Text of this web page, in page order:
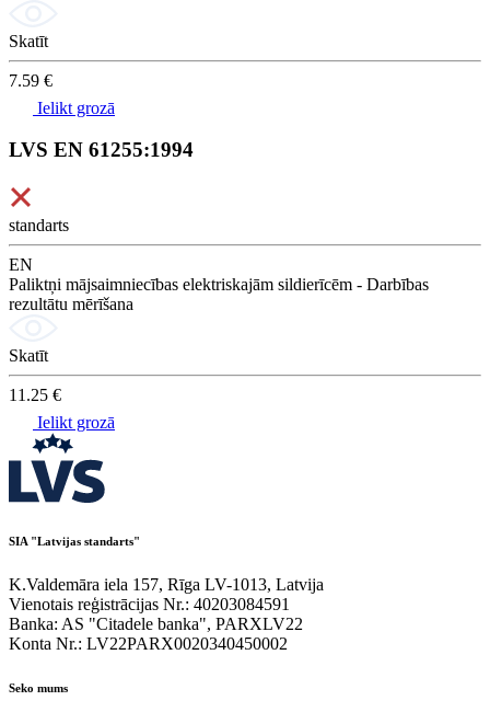
Skatīt
7.59 €
Ielikt grozā
LVS EN 61255:1994
standarts
EN
Paliktņi mājsaimniecības elektriskajām sildierīcēm - Darbības
rezultātu mērīšana
Skatīt
11.25 €
Ielikt grozā
SIA "Latvijas standarts"
K.Valdemāra iela 157, Rīga LV-1013, Latvija
Vienotais reģistrācijas Nr.: 40203084591
Banka: AS "Citadele banka", PARXLV22
Konta Nr.: LV22PARX0020340450002
Seko mums